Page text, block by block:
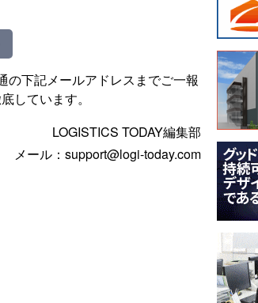
の下記メールアドレスまでご一報
しています。
LOGISTICS TODAY編集部
メール：support@logi-today.com